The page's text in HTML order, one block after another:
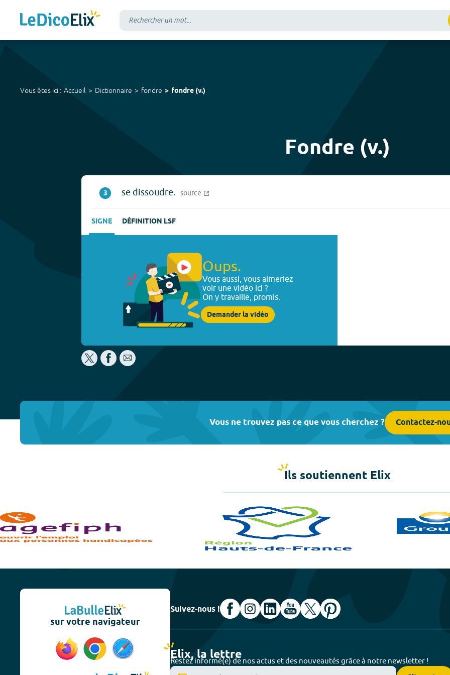
Vous êtes ici : Accueil Dictionnaire fondre fondre (v.)
Fondre (v.)
3 se dissoudre. source
SIGNE DÉFINITION LSF
Oups.
Vous aussi, vous aimeriez
voir une vidéo ici ?
On y travaille, promis.
Demander la vidéo
Vous ne trouvez pas ce que vous cherchez ? Contactez-
Ils soutiennent Elix
sur votre navigateur
Suivez-nous !
Elix, la lettre
Restez informé(e) de nos actus et des nouveautés grâce à notre newsletter !